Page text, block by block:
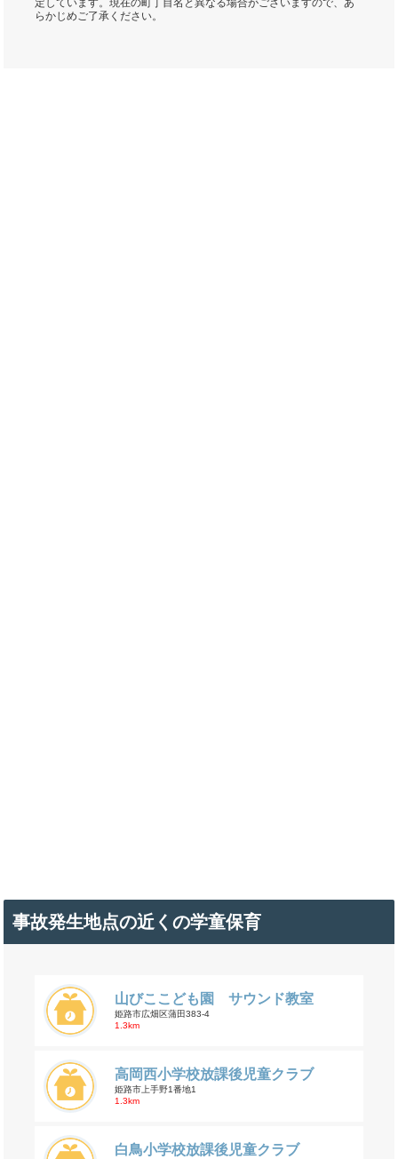
定しています。現在の町丁目名と異なる場合がございますので、あ
らかじめご了承ください。
事故発生地点の近くの学童保育
山びここども園 サウンド教室
姫路市広畑区蒲田383-4
1.3km
高岡西小学校放課後児童クラブ
姫路市上手野1番地1
1.3km
白鳥小学校放課後児童クラブ